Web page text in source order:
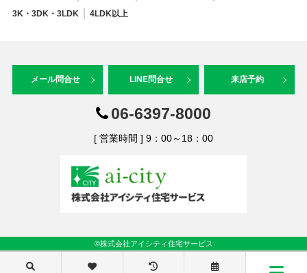
3K・3DK・3LDK
4LDK以上
メール問合せ LINE問合せ 来店予約
06-6397-8000
[ 営業時間 ] 9：00～18：00
©株式会社アイシティ住宅サービス